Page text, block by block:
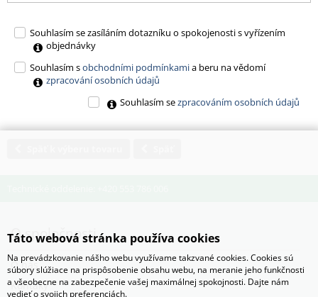
Souhlasím se zasíláním dotazníku o spokojenosti s vyřízením
objednávky
Souhlasím sobchodními podmínkamia beru na vědomí
zpracování osobních údajů
Souhlasím sezpracováním osobních údajů
O spoločnosti
O nás
Kontaky
Táto webová stránka používa cookies
Na prevádzkovanie nášho webu využívame takzvané cookies. Cookies sú
súbory slúžiace na prispôsobenie obsahu webu, na meranie jeho funkčnosti
a všeobecne na zabezpečenie vašej maximálnej spokojnosti. Dajte nám
vedieť o svojich preferenciách.